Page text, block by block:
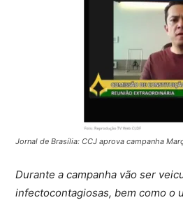
Jornal de Brasília: CCJ aprova campanha
Durante a campanha vão ser
infectocontagiosas, bem como o